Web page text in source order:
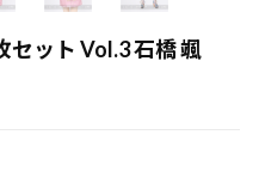
セット Vol.3 石橋 颯